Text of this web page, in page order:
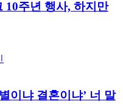
10주년 행사, 하지만
이냐 결혼이냐’ 너 말